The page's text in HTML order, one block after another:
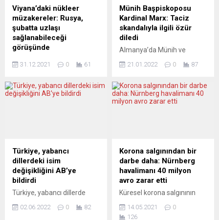
Türkiye’nin SİHA ihracatını
gün geçtikçe artırdığı
belirtildi. Analizde, SİHA’ların
muadillerine oranla daha...
kullanılmaya çalışılıyor
olmasının da doğru
olmadığını çok açık bir
şekilde dile getirdik” dedi.
Avusturya’da iki gün süren...
Viyana’daki nükleer
müzakereler: Rusya,
şubatta uzlaşı
sağlanabileceği
görüşünde
(BM) Viyana Ofisi Nezdinde
Mikhail Ulyanov, İran nükleer
anlaşmasının yeniden
sağlamasının mümkün
olabileceğini söyledi.
Avusturya’nın başkenti
Viyana’da Kapsamlı Ortak
adlandırılan İran nükleer
anlaşmasının yeniden tam
31.12.2021 0 61
Münih Başpiskoposu
Kardinal Marx: Taciz
skandalıyla ilgili özür
diledi
Almanya’da Münih ve
Kardinal Reinhard Marx,
yaşanan taciz skandalından
dolayı özür diledi. Kardinal
raporun yayımlanmasının
ardından açıklama yaptı.
Kiliseye ait yerlerde
geçmişte yaşanan cinsel
sarsıldığını ve utandığını,
başpiskopos olarak kendisini
sorumlu...
21.01.2022 0 87
Türkiye, yabancı
dillerdeki isim
değişikliğini AB’ye
bildirdi
Türkiye, yabancı dillerde
konusunda Avrupa Birliği
02.06.2022 0 82
Korona salgınından bir
darbe daha: Nürnberg
havalimanı 40 milyon
avro zarar etti
Küresel korona salgınının
seyahat alanını derinden
14.05.2021
0
126